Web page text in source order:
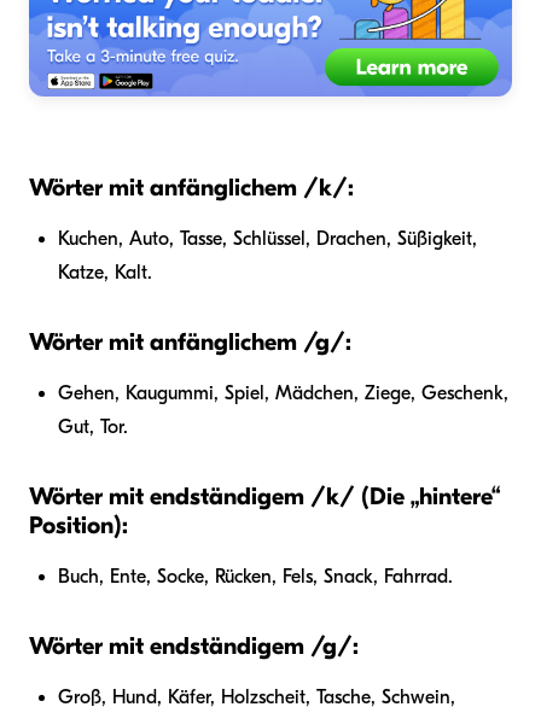
Wörter mit anfänglichem /k/:
Kuchen, Auto, Tasse, Schlüssel, Drachen, Süßigkeit,
Katze, Kalt.
Wörter mit anfänglichem /g/:
Gehen, Kaugummi, Spiel, Mädchen, Ziege, Geschenk,
Gut, Tor.
Wörter mit endständigem /k/ (Die „hintere“
Position):
Buch, Ente, Socke, Rücken, Fels, Snack, Fahrrad.
Wörter mit endständigem /g/:
Groß, Hund, Käfer, Holzscheit, Tasche, Schwein,